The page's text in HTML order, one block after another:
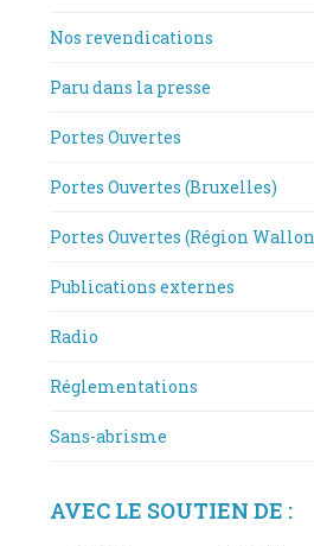
Nos revendications
Paru dans la presse
Portes Ouvertes
Portes Ouvertes (Bruxelles)
Portes Ouvertes (Région
Publications externes
Radio
Réglementations
Sans-abrisme
AVEC LE SOUTIEN DE :